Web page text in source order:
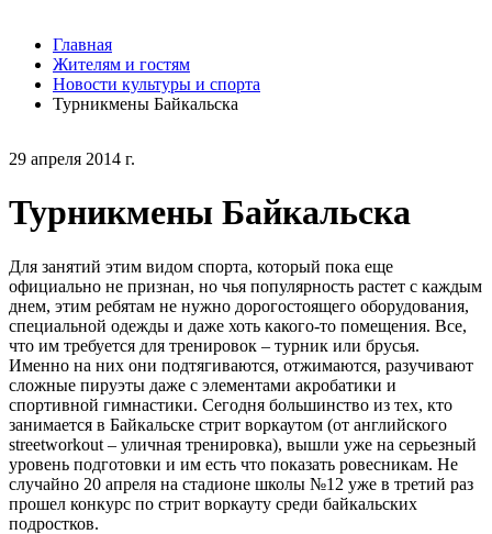
29 апреля 2014 г.
Турникмены Байкальска
Для занятий этим видом спорта, который пока еще
официально не признан, но чья популярность растет с каждым
днем, этим ребятам не нужно дорогостоящего оборудования,
специальной одежды и даже хоть какого-то помещения. Все,
что им требуется для тренировок – турник или брусья.
Именно на них они подтягиваются, отжимаются, разучивают
сложные пируэты даже с элементами акробатики и
спортивной гимнастики. Сегодня большинство из тех, кто
занимается в Байкальске стрит воркаутом (от английского
streetworkout – уличная тренировка), вышли уже на серьезный
уровень подготовки и им есть что показать ровесникам. Не
случайно 20 апреля на стадионе школы №12 уже в третий раз
прошел конкурс по стрит воркауту среди байкальских
подростков.
Главная
Жителям и гостям
Новости культуры и спорта
Турникмены Байкальска